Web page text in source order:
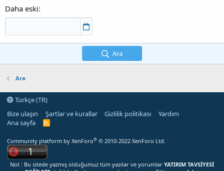
Daha eski
Ara
Ara
Türkçe (TR)
Bize ulaşın
Şartlar ve kurallar Gizlilik politikası
Yardım
Ana sayfa
R
Community platform by XenForo® © 2010-2022 XenForo Ltd.
Not : Bu sitede yazmış olduğumuz tüm yazılar ve yorumlar YATIRIM TAVSİYESİ